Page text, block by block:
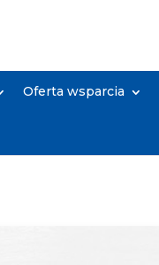
Oferta wsparcia